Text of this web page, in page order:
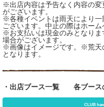
※出店内容は予告なく内容の
がございます。
※各種イベントは雨天により
ございます。中止の際はホーム
※お支払いは現金のみとなり
場合がございます。
※画像はイメージです。※荒天
となります。
・出店ブース一覧 各ブース
CLUB